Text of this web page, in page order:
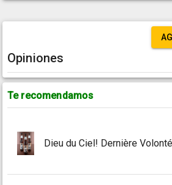
Opiniones
Te recomendamos
Dieu du Ciel! Dernière Volonté